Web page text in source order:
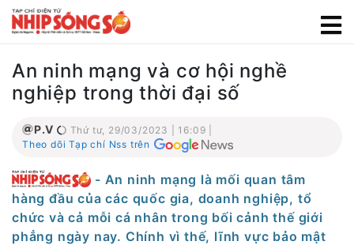
An ninh mạng và cơ hội nghề
nghiệp trong thời đại số
P.V
Thứ tư, 29/03/2023 | 16:09 |
Theo dõi Tạp chí Nss trên
- An ninh mạng là mối quan tâm
hàng đầu của các quốc gia, doanh nghiệp, tổ
chức và cả mỗi cá nhân trong bối cảnh thế giới
phẳng ngày nay. Chính vì thế, lĩnh vực bảo mật